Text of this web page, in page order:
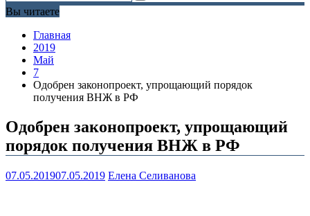
Вы читаете
Главная
2019
Май
7
Одобрен законопроект, упрощающий порядок
получения ВНЖ в РФ
Одобрен законопроект, упрощающий
порядок получения ВНЖ в РФ
07.05.201907.05.2019 Елена Селиванова